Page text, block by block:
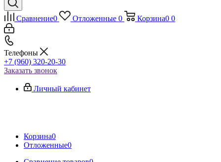
Сравнение0 Отложенные 0 Корзина0 0
Телефоны
+7 (960) 320-20-30
Заказать звонок
Личный кабинет
Корзина0
Отложенные0